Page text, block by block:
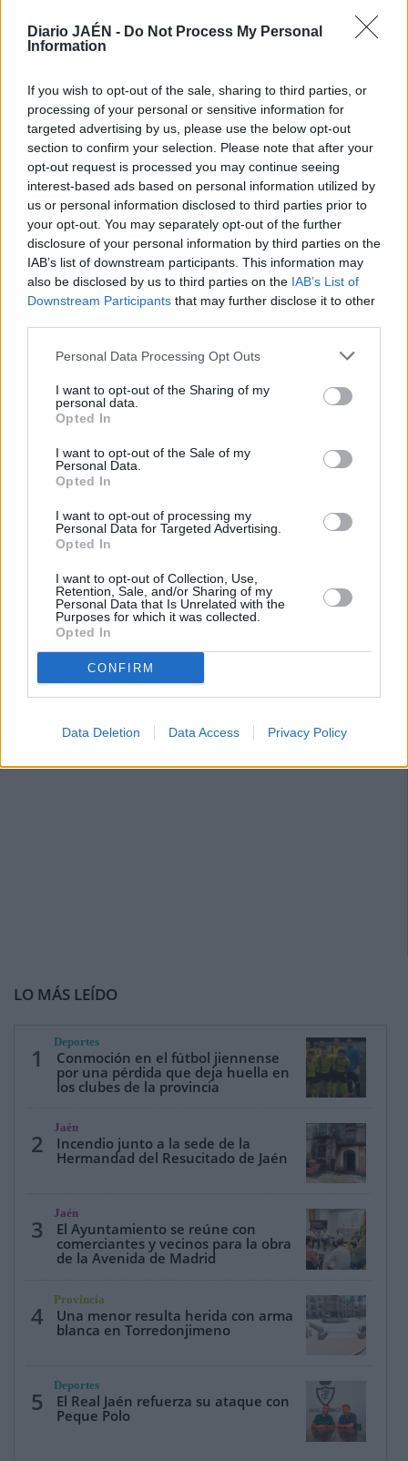
Diario JAÉN - Do Not Process My Personal
Information
If you wish to opt-out of the sale, sharing to third parties, or
processing of your personal or sensitive information for
targeted advertising by us, please use the below opt-out
section to confirm your selection. Please note that after your
opt-out request is processed you may continue seeing
interest-based ads based on personal information utilized by
us or personal information disclosed to third parties prior to
your opt-out. You may separately opt-out of the further
disclosure of your personal information by third parties on the
IAB’s list of downstream participants. This information may
also be disclosed by us to third parties on the IAB’s List of
Downstream Participants that may further disclose it to other
Personal Data Processing Opt Outs
I want to opt-out of the Sharing of my
personal data.
Opted In
I want to opt-out of the Sale of my
Personal Data.
Opted In
I want to opt-out of processing my
Personal Data for Targeted Advertising.
Opted In
I want to opt-out of Collection, Use,
Retention, Sale, and/or Sharing of my
Personal Data that Is Unrelated with the
Purposes for which it was collected.
Opted In
CONFIRM
Data Deletion Data Access Privacy Policy
LO MÁS LEÍDO
1
Deportes
Conmoción en el fútbol jiennense
por una pérdida que deja huella en
los clubes de la provincia
2
Jaén
Incendio junto a la sede de la
Hermandad del Resucitado de Jaén
3
Jaén
El Ayuntamiento se reúne con
comerciantes y vecinos para la obra
de la Avenida de Madrid
4
Provincia
Una menor resulta herida con arma
blanca en Torredonjimeno
5
Deportes
El Real Jaén refuerza su ataque con
Peque Polo